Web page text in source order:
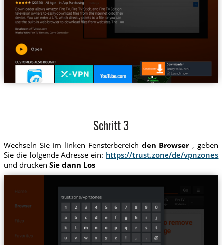
Schritt 3
Wechseln Sie im linken Fensterbereich den Browser , geben
Sie die folgende Adresse ein: https://trust.zone/de/vpnzones
und drücken Sie dann Los